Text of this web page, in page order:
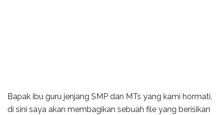
Bapak ibu guru jenjang SMP dan MTs yang kami hormati,
di sini saya akan membagikan sebuah file yang berisikan